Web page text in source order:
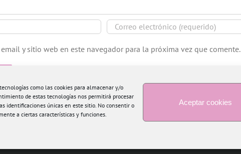
como las cookies para almacenar y/o
de estas tecnologías nos permitirá procesar
identificaciones únicas en este sitio. No consentir o
a ciertas características y funciones.
Aceptar cookies
y sitio web en este navegador para la próxima vez que comente.